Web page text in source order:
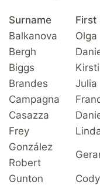
Surname First
Balkanova
Olga
Bergh
Biggs
Kirsti
Brandes
Julia
Campagna
Casazza
Frey
González
Robert
Gunton Cody